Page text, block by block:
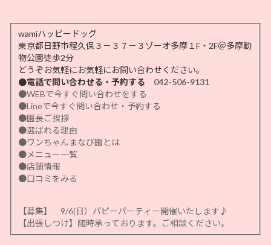
wamiハッピードッグ
東京都日野市程久保３－３７－３ゾーオ多摩１F・2F＠多摩動
物公園徒歩2分
どうぞお気軽にお気軽にお問い合わせください。
●電話で問い合わせる・予約する 042-506-9131
●WEBで今すぐ問い合わせをする
●Lineで今すぐ問い合わせ・予約する
●園長ご挨拶
●選ばれる理由
●ワンちゃんまなび園とは
●メニュー一覧
●店舗情報
●口コミをみる
【募集】 9/6(日）パピーパーティー開催いたします♪
【出張しつけ】随時承っております。ご相談ください。